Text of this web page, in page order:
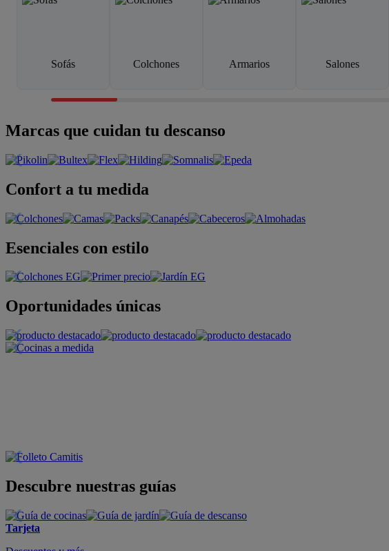
Sofás Colchones Armarios Salones
Marcas que cuidan tu descanso
Confort a tu medida
Esenciales con estilo
Oportunidades únicas
Descubre nuestras guías
Tarjeta